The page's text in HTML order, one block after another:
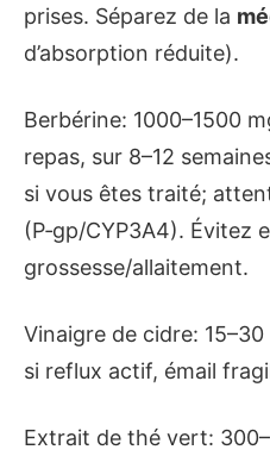
prises. Séparez de la
d’absorption réduite).
Berbérine: 1000–1500
repas, sur 8–12
si vous êtes traité;
(P‑gp/CYP3A4). Évitez
grossesse/allaitement.
Vinaigre de cidre:
si reflux actif, émail
Extrait de thé vert: